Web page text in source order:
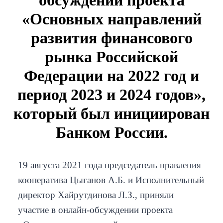
«Основных направлений
развития финансового
рынка Российской
Федерации на 2022 год и
период 2023 и 2024 годов»,
который был инициирован
Банком России.
19 августа 2021 года председатель правления
кооператива Цыганов А.Б. и Исполнительный
директор Хайрутдинова Л.З., приняли
участие в онлайн-обсуждении проекта